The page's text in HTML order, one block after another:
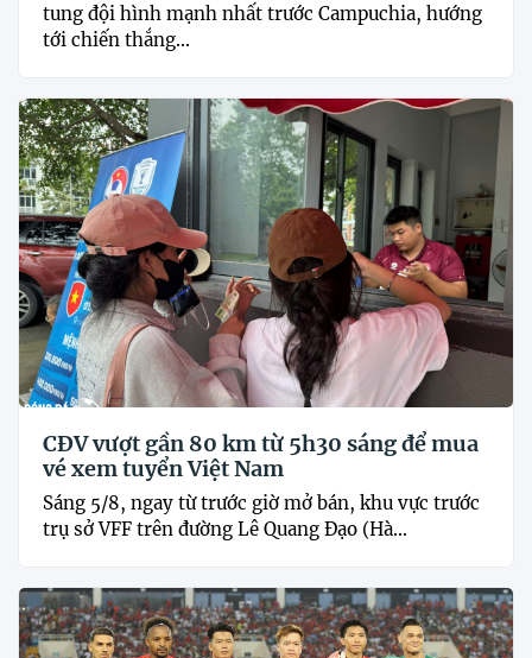
tung đội hình mạnh nhất trước Campuchia, hướng
tới chiến thắng...
CĐV vượt gần 80 km từ 5h30 sáng để mua
vé xem tuyển Việt Nam
Sáng 5/8, ngay từ trước giờ mở bán, khu vực trước
trụ sở VFF trên đường Lê Quang Đạo (Hà...